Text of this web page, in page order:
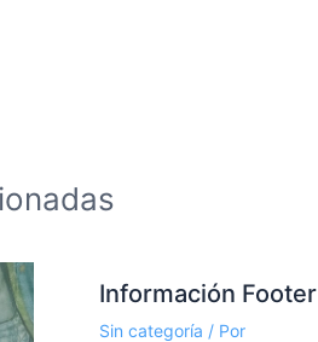
Información Footer
Sin categoría / Por